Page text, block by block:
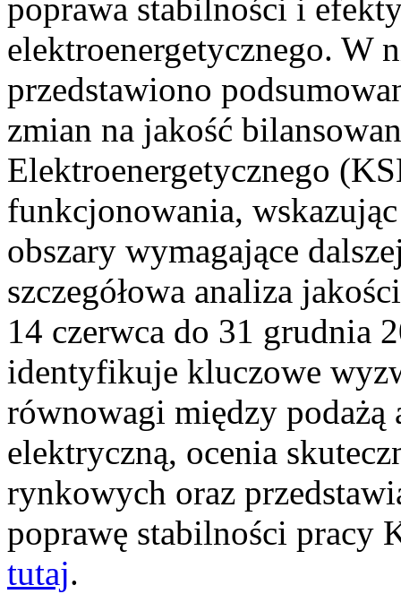
poprawa stabilności i
elektroenergetycznego. W
przedstawiono
zmian na jakość
Elektroenergetycznego
funkcjonowania,
obszary wymagające
szczegółowa analiza
14 czerwca do 31 grudnia
identyfikuje kluczowe
równowagi między podażą
elektryczną, ocenia
rynkowych oraz
poprawę stabilności pracy
tutaj.